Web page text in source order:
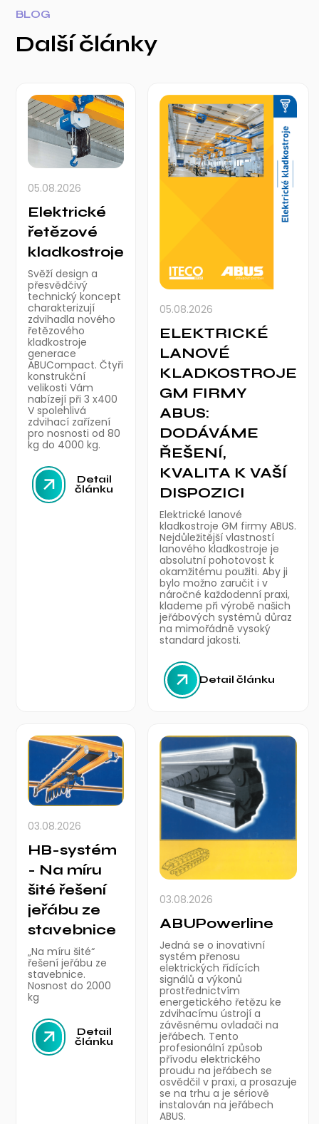
BLOG
Další články
05.08.2026
Elektrické
řetězové
kladkostroje
Svěží design a
přesvědčivý
technický koncept
charakterizují
zdvihadla nového
řetězového
kladkostroje
generace
ABUCompact. Čtyři
konstrukční
velikosti Vám
nabízejí při 3 x400
V spolehlivá
zdvihací zařízení
pro nosnosti od 80
kg do 4000 kg.
Detail
článku
05.08.2026
ELEKTRICKÉ
LANOVÉ
KLADKOSTROJE
GM FIRMY
ABUS:
DODÁVÁME
ŘEŠENÍ,
KVALITA K VAŠÍ
DISPOZICI
Elektrické lanové
kladkostroje GM firmy ABUS.
Nejdůležitější vlastností
lanového kladkostroje je
absolutní pohotovost k
okamžitému použiti. Aby ji
bylo možno zaručit i v
náročné každodenní praxi,
klademe při výrobě našich
jeřábových systémů důraz
na mimořádně vysoký
standard jakosti.
Detail článku
03.08.2026
HB-systém
- Na míru
šité řešení
jeřábu ze
stavebnice
„Na míru šité“
řešení jeřábu ze
stavebnice.
Nosnost do 2000
kg
Detail
článku
03.08.2026
ABUPowerline
Jedná se o inovativní
systém přenosu
elektrických řídících
signálů a výkonů
prostřednictvím
energetického řetězu ke
zdvihacímu ústrojí a
závěsnému ovladači na
jeřábech. Tento
profesionální způsob
přívodu elektrického
proudu na jeřábech se
osvědčil v praxi, a prosazuje
se na trhu a je sériově
instalován na jeřábech
ABUS.